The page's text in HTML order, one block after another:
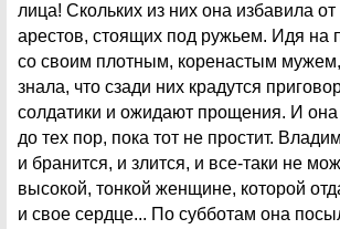
лица! Скольких из них она избавила от
арестов, стоящих под ружьем. Идя на
со своим плотным, коренастым
знала, что сзади них крадутся
солдатики и ожидают прощения. И она
до тех пор, пока тот не простит.
и бранится, и злится, и все-таки не
высокой, тонкой женщине, которой
и свое сердце... По субботам она